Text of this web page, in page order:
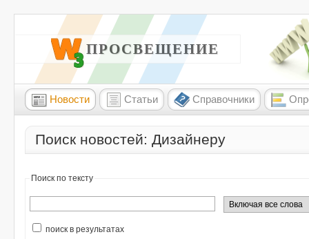
W3 ПРОСВЕЩЕНИЕ
Новости Статьи Справочники
Поиск новостей: Дизайнеру
Поиск по тексту
поиск в результатах